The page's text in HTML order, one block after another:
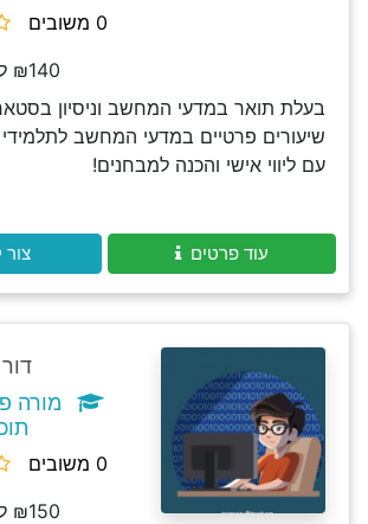
0 משובים
₪140 לשעה
בעלת תואר במדעי המחשב וניסיון
שיעורים פרטיים במדעי המחשב לתלמידי
עם ליווי אישי והכנה למבחנים!
עוד פרטים
דור
מורה
0 משובים
₪150 לשעה